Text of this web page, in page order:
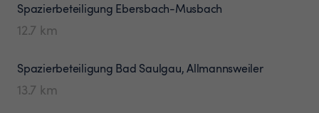
Spazierbeteiligung Ebersbach-Musbach
12.7 km
Spazierbeteiligung Bad Saulgau, Allmannsweiler
13.7 km